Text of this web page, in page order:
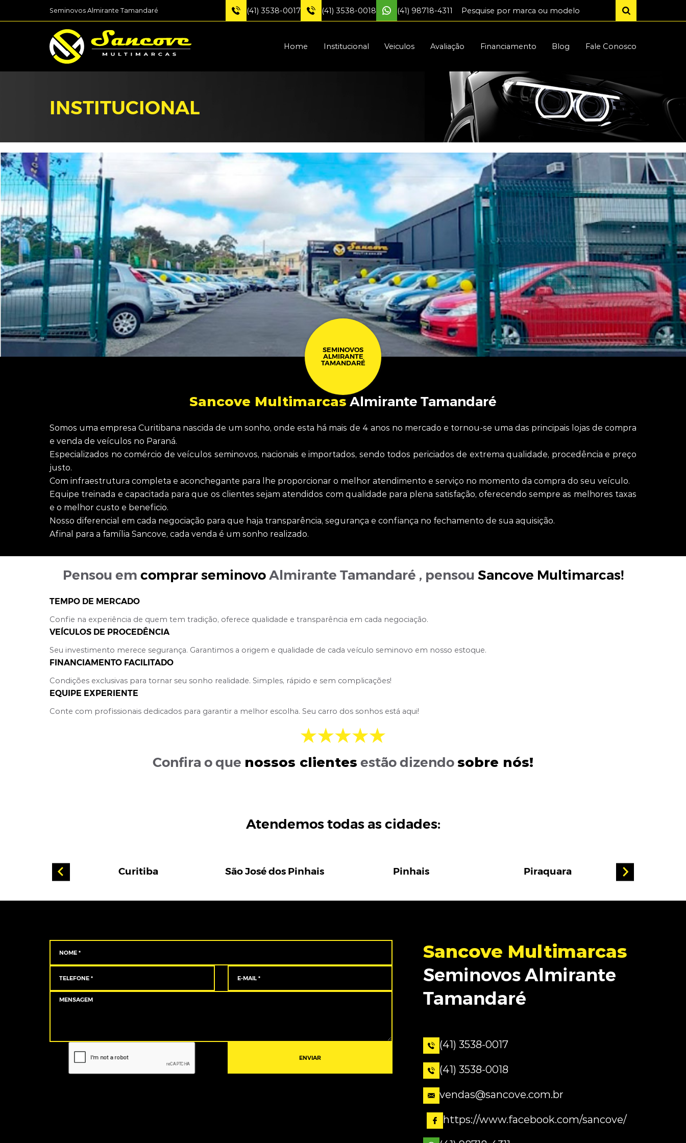
Seminovos Almirante Tamandaré (41) 3538-0017 (41) 3538-0018 (41) 98718-4311
Home Institucional Veiculos Avaliação Financiamento Blog Fale Conosco
INSTITUCIONAL
Sancove Multimarcas Almirante Tamandaré
Somos uma empresa Curitibana nascida de um sonho, onde esta há mais de 4 anos no mercado e tornou-se uma das principais lojas de compra
e venda de veículos no Paraná.
Especializados no comércio de veículos seminovos, nacionais e importados, sendo todos periciados de extrema qualidade, procedência e preço
justo.
Com infraestrutura completa e aconchegante para lhe proporcionar o melhor atendimento e serviço no momento da compra do seu veículo.
Equipe treinada e capacitada para que os clientes sejam atendidos com qualidade para plena satisfação, oferecendo sempre as melhores taxas
e o melhor custo e beneficio.
Nosso diferencial em cada negociação para que haja transparência, segurança e confiança no fechamento de sua aquisição.
Afinal para a família Sancove, cada venda é um sonho realizado.
SEMINOVOS
ALMIRANTE
TAMANDARÉ
Pensou em comprar seminovoAlmirante Tamandaré , pensou Sancove Multimarcas!
TEMPO DE MERCADO
Confie na experiência de quem tem tradição, oferece qualidade e transparência em cada negociação.
VEÍCULOS DE PROCEDÊNCIA
Seu investimento merece segurança. Garantimos a origem e qualidade de cada veículo seminovo em nosso estoque.
FINANCIAMENTO FACILITADO
Condições exclusivas para tornar seu sonho realidade. Simples, rápido e sem complicações!
EQUIPE EXPERIENTE
Conte com profissionais dedicados para garantir a melhor escolha. Seu carro dos sonhos está aqui!
Confira o que nossos clientes estão dizendo sobre nós!
Atendemos todas as cidades:
Curitiba São José dos Pinhais Pinhais Piraquara
ENVIAR
Sancove Multimarcas
Seminovos Almirante
Tamandaré
(41) 3538-0017
(41) 3538-0018
vendas@sancove.com.br
https://www.facebook.com/sancove/